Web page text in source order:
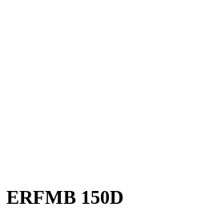
ERFMB 150D